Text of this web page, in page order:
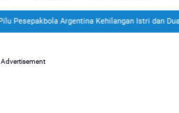
Argentina Kehilangan Istri dan Dua Anak
Advertisement